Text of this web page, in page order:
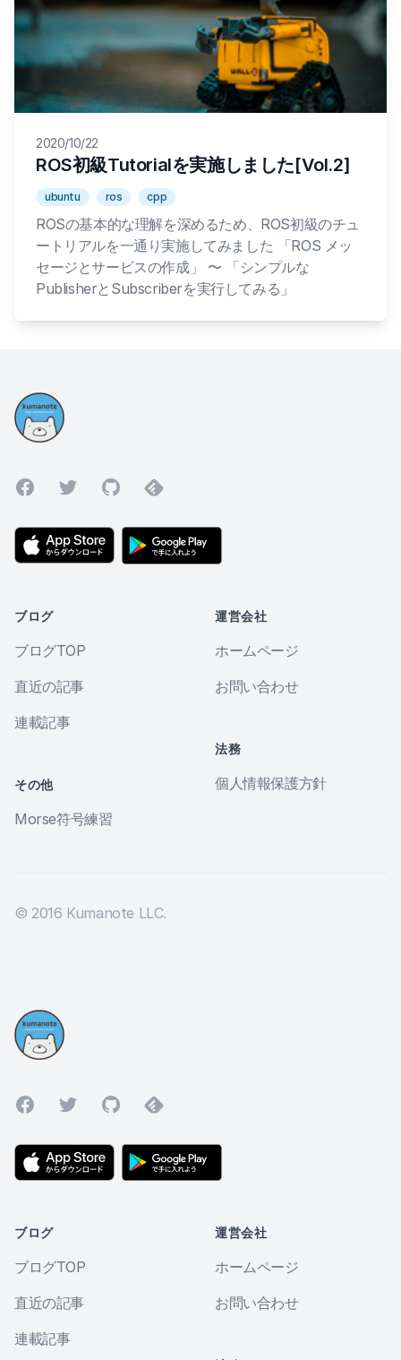
2020/10/22
ROS初級Tutorialを実施しました[Vol.2]
ubuntu ros cpp
ROSの基本的な理解を深めるため、ROS初級のチュ
ートリアルを一通り実施してみました 「ROS メッ
セージとサービスの作成」 〜 「シンプルな
PublisherとSubscriberを実行してみる」
FacebookTwitterGitHubFeedly
ブログ
ブログTOP
直近の記事
連載記事
その他
Morse符号練習
運営会社
ホームページ
お問い合わせ
法務
個人情報保護方針
© 2016 Kumanote LLC.
FacebookTwitterGitHubFeedly
ブログ
ブログTOP
直近の記事
連載記事
運営会社
ホームページ
お問い合わせ